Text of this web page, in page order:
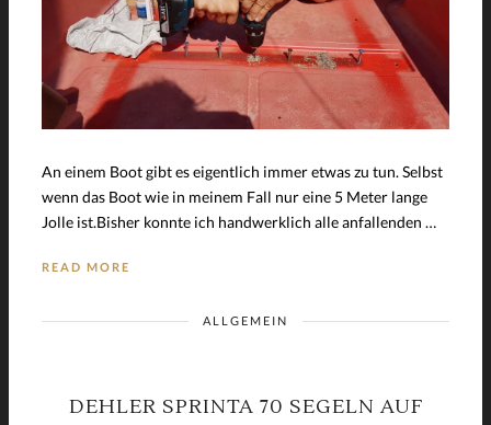
An einem Boot gibt es eigentlich immer etwas zu tun. Selbst
wenn das Boot wie in meinem Fall nur eine 5 Meter lange
Jolle ist.Bisher konnte ich handwerklich alle anfallenden …
READ MORE
ALLGEMEIN
DEHLER SPRINTA 70 SEGELN AUF